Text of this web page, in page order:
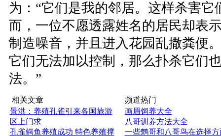
为：“它们是我的邻居。这样杀害它
而，一位不愿透露姓名的居民却表
制造噪音，并且进入花园乱撒粪便
它们无法加以控制，那么扑杀它们
法。”
相关文章
景洪：养殖孔雀引来各国旅游
区上门求
孔雀鳄鱼养殖成功 特色养殖撑
频道热门
画眉饲养大全
八哥训养方法大全
一些鹩哥和八哥鸟在选择方